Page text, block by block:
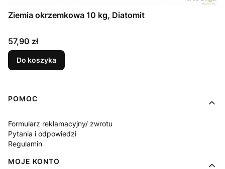
Ziemia okrzemkowa 10 kg, Diatomit
Cena
57,90 zł
Do koszyka
Linki w stopce
POMOC
Formularz reklamacyjny/ zwrotu
Pytania i odpowiedzi
Regulamin
MOJE KONTO